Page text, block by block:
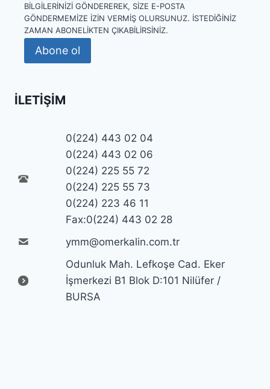
BILGILERINIZI GÖNDEREREK, SIZE E-POSTA
GÖNDERMEMIZE IZIN VERMIŞ OLURSUNUZ. İSTEDIĞINIZ
ZAMAN ABONELIKTEN ÇIKABILIRSINIZ.
Abone ol
İLETIŞIM
0(224) 443 02 04
0(224) 443 02 06
0(224) 225 55 72
0(224) 225 55 73
0(224) 223 46 11
Fax:0(224) 443 02 28
ymm@omerkalin.com.tr
Odunluk Mah. Lefkoşe Cad. Eker
İşmerkezi B1 Blok D:101 Nilüfer /
BURSA